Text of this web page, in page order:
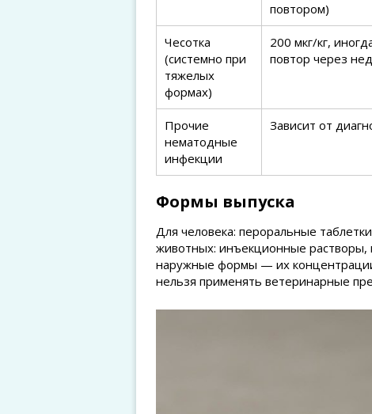
повтором)
Чесотка
(системно при
тяжелых
формах)
200 мкг/кг,
повтор через
Прочие
нематодные
инфекции
Зависит от
Формы выпуска
Для человека: пероральные
животных: инъекционные растворы,
наружные формы — их
нельзя применять ветеринарные